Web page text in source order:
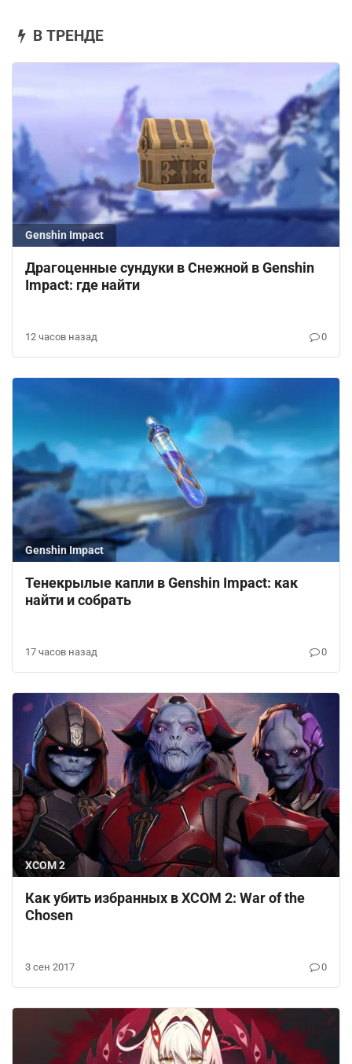
В ТРЕНДЕ
Genshin Impact
Драгоценные сундуки в Снежной в Genshin
Impact: где найти
12 часов назад 0
Genshin Impact
Тенекрылые капли в Genshin Impact: как
найти и собрать
17 часов назад 0
XCOM 2
Как убить избранных в XCOM 2: War of the
Chosen
3 сен 2017 0